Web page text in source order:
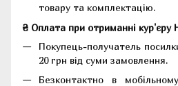
товару та комплектацію.
₴ Оплата при отриманні кур'єру
Покупець-получатель
20 грн від суми замовлення.
Безконтактно в